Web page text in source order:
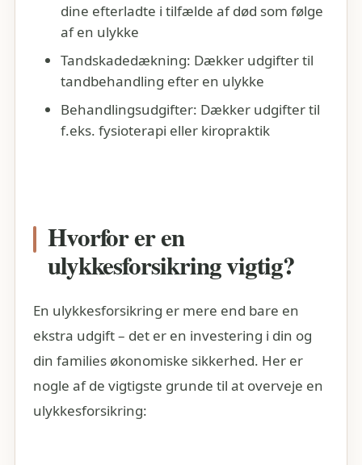
dine efterladte i tilfælde af død som følge
af en ulykke
Tandskadedækning: Dækker udgifter til
tandbehandling efter en ulykke
Behandlingsudgifter: Dækker udgifter til
f.eks. fysioterapi eller kiropraktik
Hvorfor er en
ulykkesforsikring vigtig?
En ulykkesforsikring er mere end bare en
ekstra udgift – det er en investering i din og
din families økonomiske sikkerhed. Her er
nogle af de vigtigste grunde til at overveje en
ulykkesforsikring: